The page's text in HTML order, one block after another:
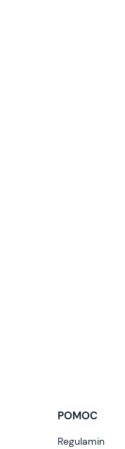
POMOC
Regulamin